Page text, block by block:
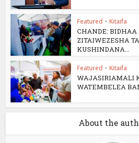
Featured • Kitaifa
CHANDE: BIDHAA
ZITAIWEZESHA
KUSHINDANA...
Featured • Kitaifa
WAJASIRIAMALI
WATEMBELEA
About the